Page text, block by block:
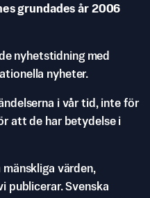
grundades år 2006
nyhetstidning med
nyheter.
i vår tid, inte för
att de har betydelse i
värden,
publicerar. Svenska